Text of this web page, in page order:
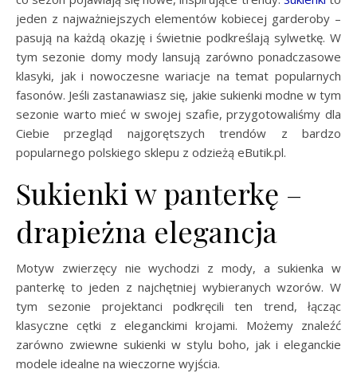
jeden z najważniejszych elementów kobiecej garderoby –
pasują na każdą okazję i świetnie podkreślają sylwetkę. W
tym sezonie domy mody lansują zarówno ponadczasowe
klasyki, jak i nowoczesne wariacje na temat popularnych
fasonów. Jeśli zastanawiasz się, jakie sukienki modne w tym
sezonie warto mieć w swojej szafie, przygotowaliśmy dla
Ciebie przegląd najgorętszych trendów z bardzo
popularnego polskiego sklepu z odzieżą eButik.pl.
Sukienki w panterkę –
drapieżna elegancja
Motyw zwierzęcy nie wychodzi z mody, a sukienka w
panterkę to jeden z najchętniej wybieranych wzorów. W
tym sezonie projektanci podkręcili ten trend, łącząc
klasyczne cętki z eleganckimi krojami. Możemy znaleźć
zarówno zwiewne sukienki w stylu boho, jak i eleganckie
modele idealne na wieczorne wyjścia.